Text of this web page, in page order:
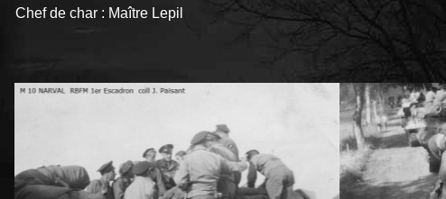
Chef de char : Maître Lepil